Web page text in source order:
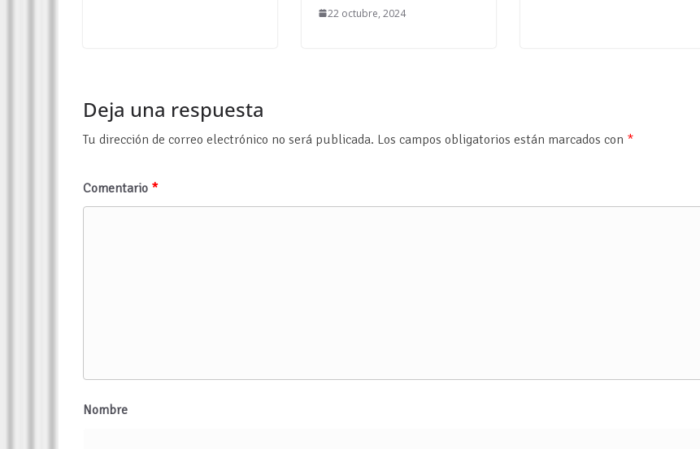
22 octubre, 2024
Deja una respuesta
Tu dirección de correo electrónico no será publicada. Los campos obligatorios están marcados con *
Comentario *
Nombre